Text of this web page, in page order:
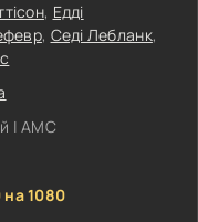
, Едді
, Седі Лебланк,
| АМС
на 1080